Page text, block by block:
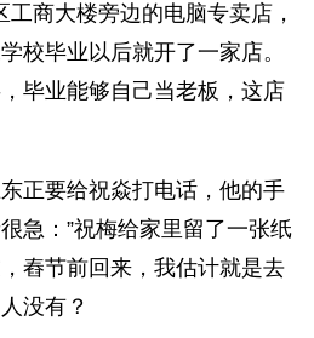
工商大楼旁边的电脑专卖店，
校毕业以后就开了一家店。
毕业能够自己当老板，这店
正要给祝焱打电话，他的手
急：”祝梅给家里留了一张纸
舂节前回来，我估计就是去
没有？